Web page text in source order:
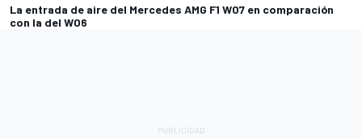
La entrada de aire del Mercedes AMG F1 W07 en comparación
con la del W06